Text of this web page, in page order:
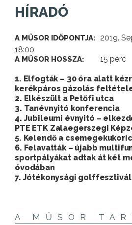
HÍRADÓ
A MŰSOR IDŐPONTJA:
2019.
18:00
A MŰSOR HOSSZA: 15 perc
1. Elfogták – 30 óra alatt
kerékpáros gázolás
2. Elkészült a Petőfi utca
3. Tanévnyitó konferencia
4. Jubileumi évnyitó –
PTE ETK Zalaegerszegi
5. Kelendő a
6. Felavatták – újabb
sportpályákat adtak át két
óvodában
7. Jótékonysági golffesztivál
A MŰSOR